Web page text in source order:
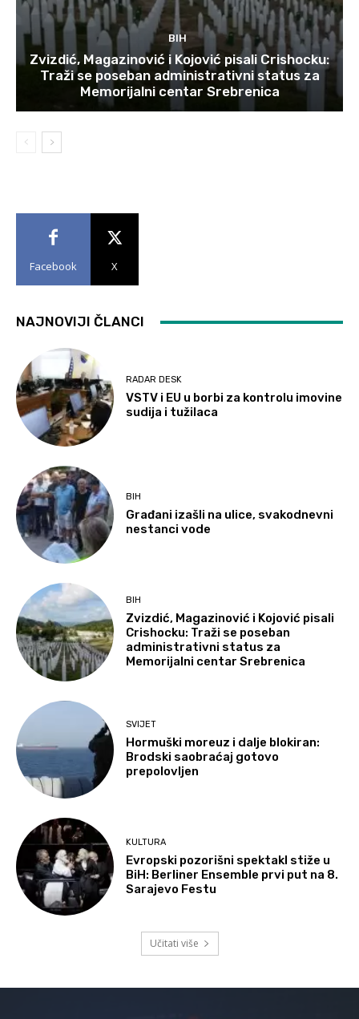
BIH
Zvizdić, Magazinović i Kojović pisali Crishocku:
Traži se poseban administrativni status za
Memorijalni centar Srebrenica
Facebook X
NAJNOVIJI ČLANCI
RADAR DESK
VSTV i EU u borbi za kontrolu imovine
sudija i tužilaca
BIH
Građani izašli na ulice, svakodnevni
nestanci vode
BIH
Zvizdić, Magazinović i Kojović pisali
Crishocku: Traži se poseban
administrativni status za
Memorijalni centar Srebrenica
SVIJET
Hormuški moreuz i dalje blokiran:
Brodski saobraćaj gotovo
prepolovljen
KULTURA
Evropski pozorišni spektakl stiže u
BiH: Berliner Ensemble prvi put na 8.
Sarajevo Festu
Učitati više